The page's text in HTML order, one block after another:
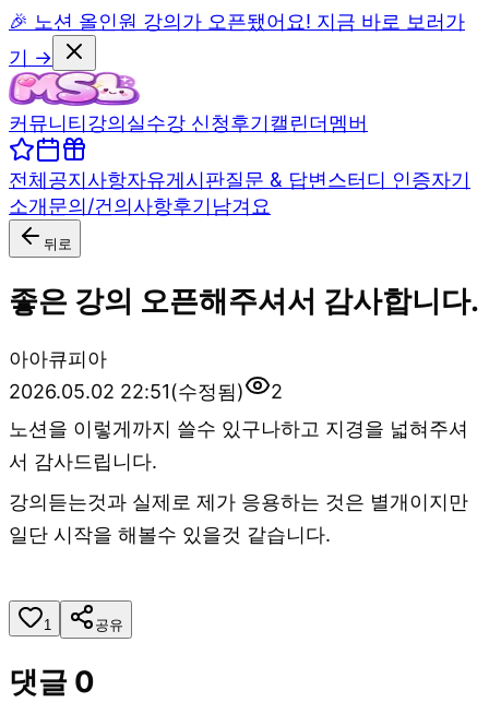
🎉 노션 올인원 강의가 오픈됐어요! 지금 바로 보러가
기 →
커뮤니티강의실수강 신청후기캘린더멤버
전체공지사항자유게시판질문 & 답변스터디 인증자기
소개문의/건의사항후기남겨요
뒤로
좋은 강의 오픈해주셔서 감사합니다.
아아큐피아
2026.05.02 22:51(수정됨)
2
노션을 이렇게까지 쓸수 있구나하고 지경을 넓혀주셔
서 감사드립니다.
강의듣는것과 실제로 제가 응용하는 것은 별개이지만
일단 시작을 해볼수 있을것 같습니다.
1 공유
댓글 0